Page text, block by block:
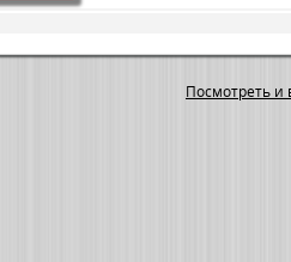
Посмотреть и